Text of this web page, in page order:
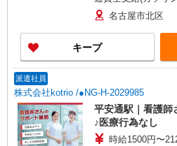
名古屋市北区
キープ
派遣社員
株式会社kotrio /●NG-H-2029985
平安通駅｜看護師
♪医療行為なし
時給1500円〜